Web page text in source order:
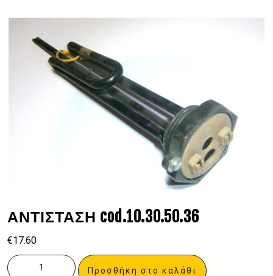
ΑΝΤΙΣΤΑΣΗ cod.10.30.50.36
€17.60
Προσθήκη στο καλάθι